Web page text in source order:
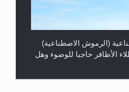
(الرموش الاصطناعية)
الأظافر حاجبا للوضوء وهل